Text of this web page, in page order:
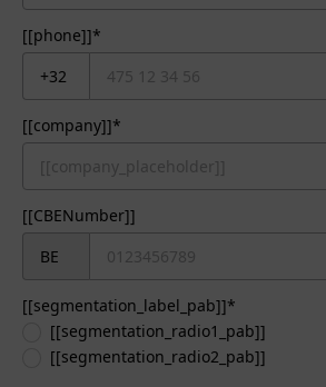
[[phone]]*
[[company]]*
[[CBENumber]]
[[segmentation_label_pab]]*
[[segmentation_radio1_pab]]
[[segmentation_radio2_pab]]